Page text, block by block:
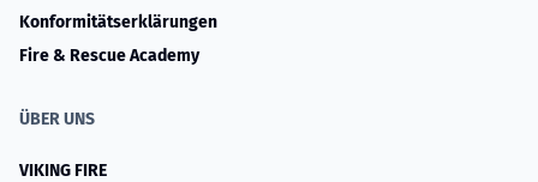
Konformitätserklärungen
Fire & Rescue Academy
ÜBER UNS
VIKING FIRE